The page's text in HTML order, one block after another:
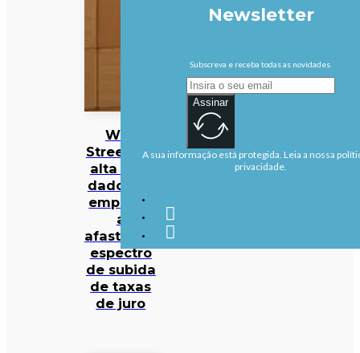
Wall
Street em
alta com
dados de
emprego
a
afastarem
espectro
de subida
de taxas
de juro
Newsletter
Subscreva e receba todas as novidades.
Assinar
A sua informação está protegida. Leia a nossa
privacidade.